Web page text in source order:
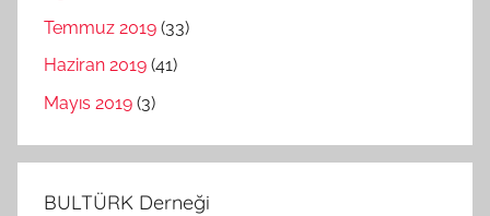
Temmuz 2019 (33)
Haziran 2019 (41)
Mayıs 2019 (3)
BULTÜRK Derneği